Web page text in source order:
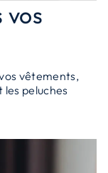
vos
vêtements,
les peluches